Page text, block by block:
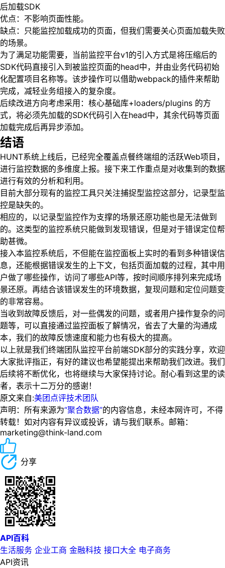
后加载SDK
优点：不影响页面性能。
缺点：只能监控加载成功的页面，但我们需要关心页面加载失败
的场景。
为了满足功能需要，当前监控平台v1的引入方式是将压缩后的
SDK代码直接引入到被监控页面的head中，并由业务代码初始
化配置项目名称等。该步操作可以借助webpack的插件来帮助
完成，减轻业务组接入的复杂度。
后续改进方向考虑采用：核心基础库+loaders/plugins 的方
式，将必须先加载的SDK代码引入在head中，其余代码等页面
加载完成后再异步添加。
结语
HUNT系统上线后，已经完全覆盖点餐终端组的活跃Web项目，
进行监控数据的多维度上报。接下来工作重点是对收集到的数据
进行有效的分析和利用。
目前大部分现有的监控工具只关注捕捉型监控这部分，记录型监
控是缺失的。
相应的，以记录型监控作为支撑的场景还原功能也是无法做到
的。这类型的监控系统只能做到发现错误，但是对于错误定位帮
助甚微。
接入本监控系统后，不但能在监控面板上实时的看到多种错误信
息，还能根据错误发生的上下文，包括页面加载的过程，其中用
户做了哪些操作，访问了哪些API等，按时间顺序排列来完成场
景还原。再结合该错误发生的环境数据，复现问题和定位问题变
的非常容易。
当收到故障反馈后，对一些偶发的问题，或者用户操作复杂的问
题等，可以直接通过监控面板了解情况，省去了大量的沟通成
本，我们的故障反馈速度和能力也有极大的提高。
以上就是我们终端团队监控平台前端SDK部分的实践分享，欢迎
大家批评指正，有好的建议也希望能提出来帮助我们改进。我们
后续将不断优化，也将继续与大家保持讨论。耐心看到这里的读
者，表示十二万分的感谢！
原文来自:美团点评技术团队
声明：所有来源为“聚合数据”的内容信息，未经本网许可，不得
转载！如对内容有异议或投诉，请与我们联系。邮箱：
marketing@think-land.com
分享
API百科
生活服务 企业工商 金融科技 接口大全 电子商务
API资讯